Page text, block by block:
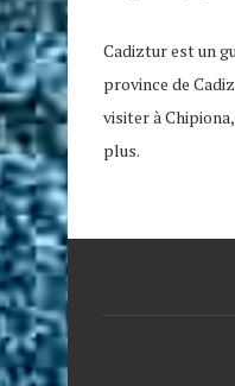
Cadiztur est un
province de
visiter à
plus.